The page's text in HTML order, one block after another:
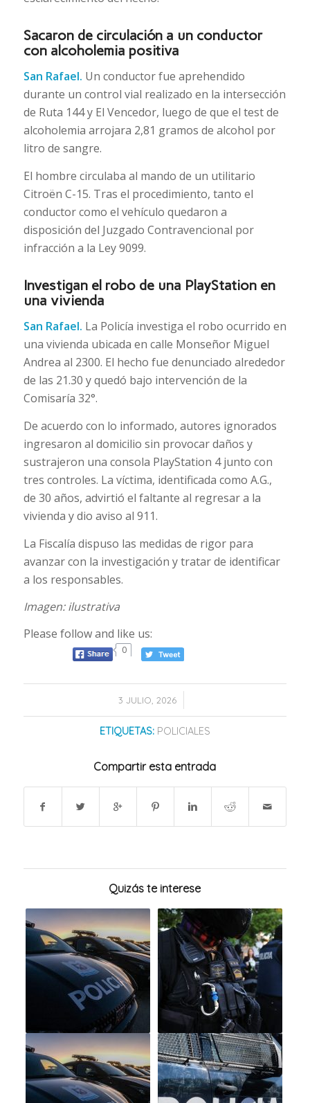
Sacaron de circulación a un conductor
con alcoholemia positiva
San Rafael. Un conductor fue aprehendido
durante un control vial realizado en la intersección
de Ruta 144 y El Vencedor, luego de que el test de
alcoholemia arrojara 2,81 gramos de alcohol por
litro de sangre.
El hombre circulaba al mando de un utilitario
Citroën C-15. Tras el procedimiento, tanto el
conductor como el vehículo quedaron a
disposición del Juzgado Contravencional por
infracción a la Ley 9099.
Investigan el robo de una PlayStation en
una vivienda
San Rafael. La Policía investiga el robo ocurrido en
una vivienda ubicada en calle Monseñor Miguel
Andrea al 2300. El hecho fue denunciado alrededor
de las 21.30 y quedó bajo intervención de la
Comisaría 32°.
De acuerdo con lo informado, autores ignorados
ingresaron al domicilio sin provocar daños y
sustrajeron una consola PlayStation 4 junto con
tres controles. La víctima, identificada como A.G.,
de 30 años, advirtió el faltante al regresar a la
vivienda y dio aviso al 911.
La Fiscalía dispuso las medidas de rigor para
avanzar con la investigación y tratar de identificar
a los responsables.
Imagen: ilustrativa
Please follow and like us:
0
3 JULIO, 2026
/
ETIQUETAS: POLICIALES
Compartir esta entrada
Quizás te interese